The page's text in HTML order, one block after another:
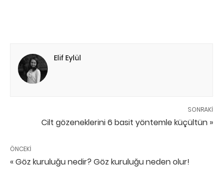
Elif Eylül
SONRAKI
Cilt gözeneklerini 6 basit yöntemle küçültün »
ÖNCEKI
« Göz kuruluğu nedir? Göz kuruluğu neden olur!